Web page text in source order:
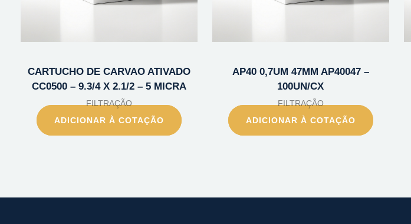
CARTUCHO DE CARVAO ATIVADO
CC0500 – 9.3/4 X 2.1/2 – 5 MICRA
FILTRAÇÃO
ADICIONAR À COTAÇÃO
AP40 0,7UM 47MM AP40047 –
100UN/CX
FILTRAÇÃO
ADICIONAR À COTAÇÃO